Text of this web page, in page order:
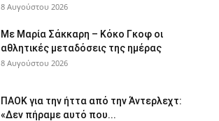
8 Αυγούστου 2026
Με Μαρία Σάκκαρη – Κόκο Γκοφ οι
αθλητικές μεταδόσεις της ημέρας
8 Αυγούστου 2026
ΠΑΟΚ για την ήττα από την Άντερλεχτ:
«Δεν πήραμε αυτό που...